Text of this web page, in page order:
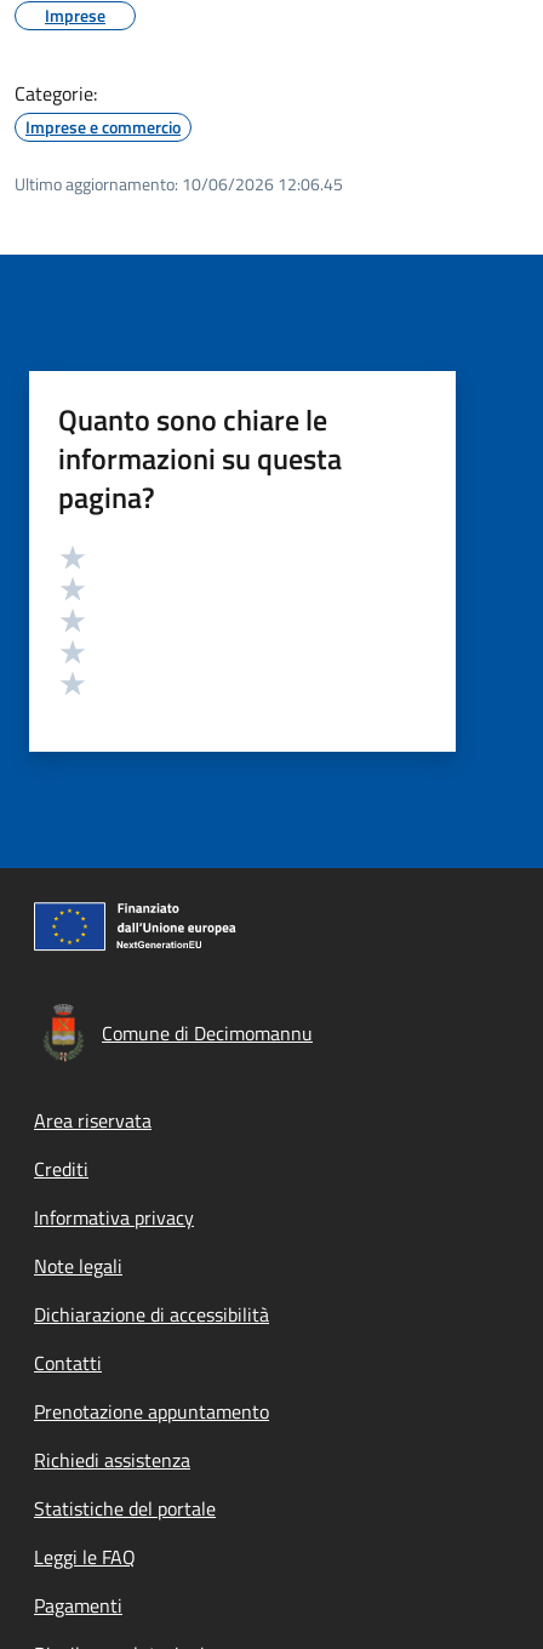
Imprese
Categorie:
Imprese e commercio
Ultimo aggiornamento: 10/06/2026 12:06.45
Quanto sono chiare le
informazioni su questa
pagina?
Valutazione
Comune di Decimomannu
Footer menu
Area riservata
Crediti
Informativa privacy
Note legali
Dichiarazione di accessibilità
Contatti
Prenotazione appuntamento
Richiedi assistenza
Statistiche del portale
Leggi le FAQ
Pagamenti